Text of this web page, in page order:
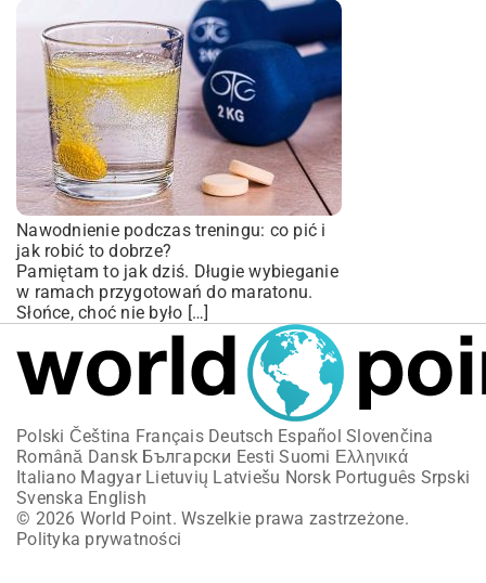
Nawodnienie podczas treningu: co pić i
jak robić to dobrze?
Pamiętam to jak dziś. Długie wybieganie
w ramach przygotowań do maratonu.
Słońce, choć nie było […]
Polski Čeština Français Deutsch Español Slovenčina
Română Dansk Български Eesti Suomi Ελληνικά
Italiano Magyar Lietuvių Latviešu Norsk Português Srpski
Svenska English
© 2026 World Point. Wszelkie prawa zastrzeżone.
Polityka prywatności